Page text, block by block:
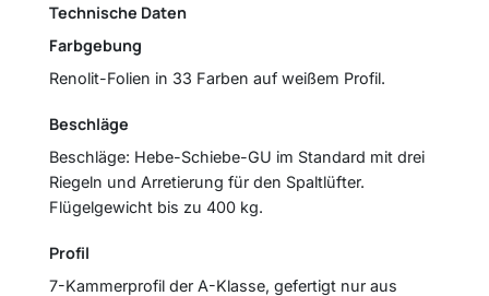
Technische Daten
Farbgebung
Renolit-Folien in 33 Farben auf weißem Profil.
Beschläge
Beschläge: Hebe-Schiebe-GU im Standard mit drei
Riegeln und Arretierung für den Spaltlüfter.
Flügelgewicht bis zu 400 kg.
Profil
7-Kammerprofil der A-Klasse, gefertigt nur aus